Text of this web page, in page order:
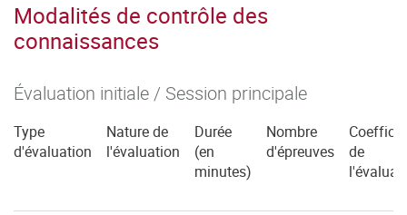
Modalités de contrôle des
connaissances
Évaluation initiale / Session principale
Type
d'évaluation
Nature de
l'évaluation
Durée
(en
minutes)
Nombre
d'épreuves
de